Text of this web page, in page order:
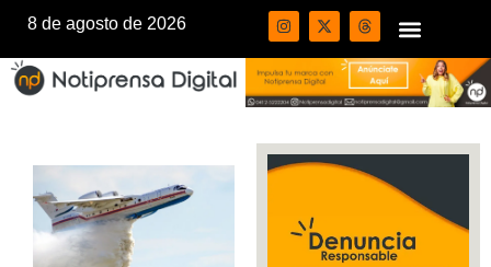
8 de agosto de 2026